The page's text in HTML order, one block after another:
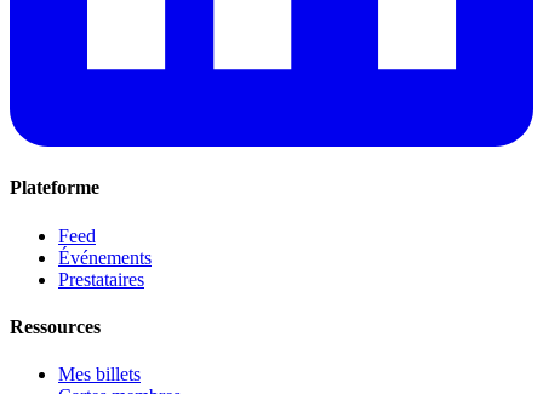
Plateforme
Feed
Événements
Prestataires
Ressources
Mes billets